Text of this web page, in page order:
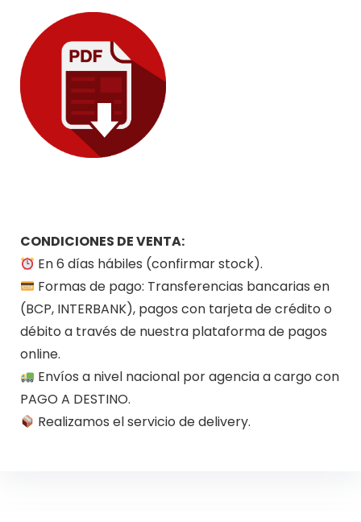
CONDICIONES DE VENTA:
En 6 días hábiles (confirmar stock).
Formas de pago: Transferencias bancarias en
(BCP, INTERBANK), pagos con tarjeta de crédito o
débito a través de nuestra plataforma de pagos
online.
Envíos a nivel nacional por agencia a cargo con
PAGO A DESTINO.
Realizamos el servicio de delivery.